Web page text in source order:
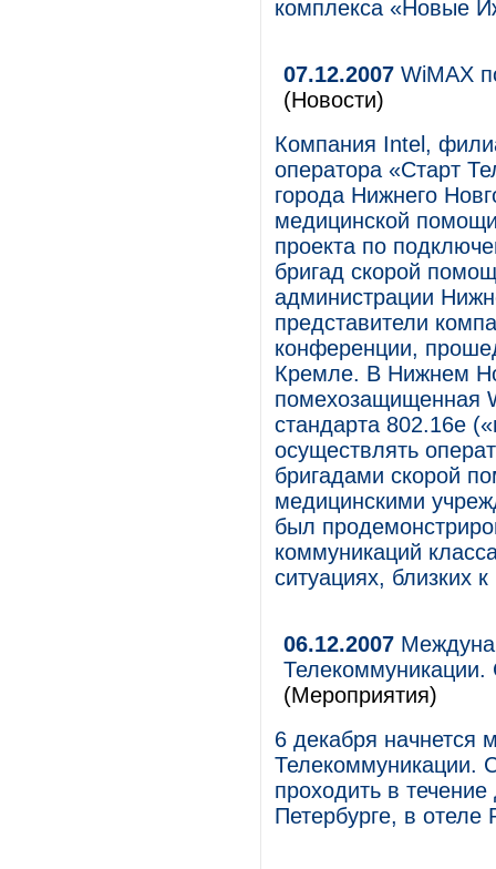
комплекса «Новые
07.12.2007 WiMAX
(Новости)
Компания Intel,
оператора «Старт
города Нижнего
медицинской
проекта по
бригад скорой
администрации
представители
конференции,
Кремле. В Нижнем
помехозащищенная
стандарта 802.16е
осуществлять
бригадами скорой
медицинскими
был
коммуникаций
ситуациях, близких
06.12.2007
Телекоммуникации.
(Мероприятия)
6 декабря
Телекоммуникации.
проходить в
Петербурге, в